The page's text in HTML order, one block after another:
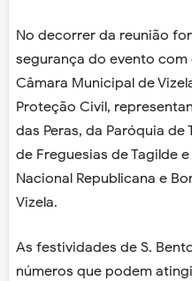
No decorrer da reunião
segurança do evento
Câmara Municipal de
Proteção Civil,
das Peras, da Paróquia de
de Freguesias de Tagilde
Nacional Republicana e
Vizela.
As festividades de S.
números que podem